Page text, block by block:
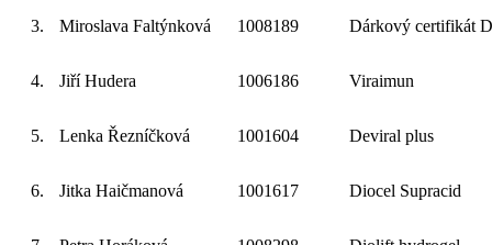
3. Miroslava Faltýnková 1008189 Dárkový certifikát
4. Jiří Hudera 1006186 Viraimun
5. Lenka Řezníčková 1001604 Deviral plus
6. Jitka Haičmanová 1001617 Diocel Supracid